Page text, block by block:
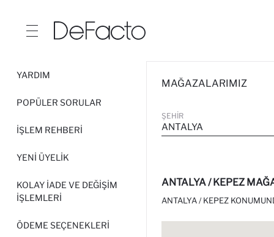
YARDIM
POPÜLER SORULAR
İŞLEM REHBERI
YENI ÜYELIK
KOLAY İADE VE DEĞIŞIM
İŞLEMLERI
ÖDEME SEÇENEKLERI
MAĞAZALARIMIZ
ŞEHIR
ANTALYA
ANTALYA / KEPEZ
ANTALYA / KEPEZ